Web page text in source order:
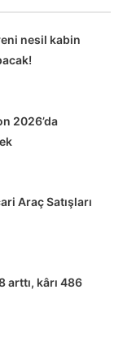
nesil kabin
2026’da
Araç Satışları
arttı, kârı 486